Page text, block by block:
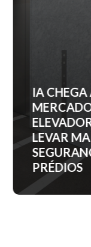
IA CHEGA
LEVAR
PRÉDIOS